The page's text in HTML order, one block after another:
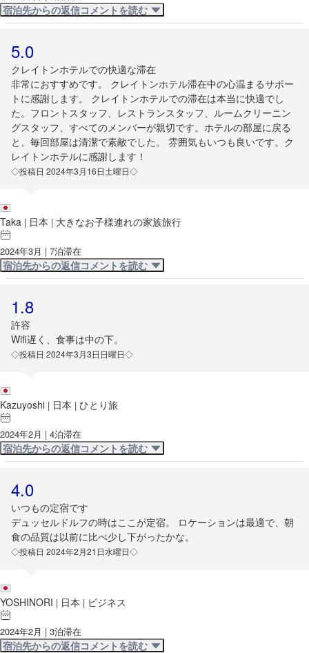
宿泊先からの返信コメントを読む
5.0
クレイトンホテルでの快適な滞在
非常におすすめです。 クレイトンホテル滞在中の心温まるサポー
トに感謝します。 クレイトンホテルでの滞在は本当に快適でし
た。フロントスタッフ、レストランスタッフ、ルームクリーニン
グスタッフ、すべてのメンバーが親切です。ホテルの部屋に戻る
と、毎回部屋は清潔で素敵でした。 雰囲気もいつも良いです。ク
レイトンホテルに感謝します！
◇投稿日 2024年3月16日土曜日◇
Taka | 日本 | 大きなお子様連れの家族旅行
2024年3月 | 7泊滞在
宿泊先からの返信コメントを読む
1.8
許容
Wifi遅く、食事は中の下。
◇投稿日 2024年3月3日日曜日◇
Kazuyoshi | 日本 | ひとり旅
2024年2月 | 4泊滞在
宿泊先からの返信コメントを読む
4.0
いつもの定宿です
デュッセルドルフの時はここが定宿。 ロケーションは最適で、朝
食の品質は以前に比べ少し下がったかな。
◇投稿日 2024年2月21日水曜日◇
YOSHINORI | 日本 | ビジネス
2024年2月 | 3泊滞在
宿泊先からの返信コメントを読む